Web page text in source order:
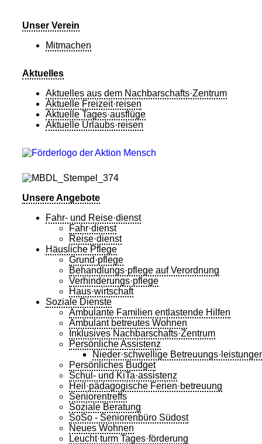
Unser Verein
Mitmachen
Aktuelles
Aktuelles aus dem Nachbarschafts·Zentrum
Aktuelle Freizeit·reisen
Aktuelle Tages·ausflüge
Aktuelle Urlaubs·reisen
Unsere Angebote
Fahr- und Reise·dienst
Fahr·dienst
Reise·dienst
Häusliche Pflege
Grund·pflege
Behandlungs·pflege auf Verordnung
Verhinderungs·pflege
Haus·wirtschaft
Soziale Dienste
Ambulante Familien entlastende Hilfen
Ambulant betreutes Wohnen
Inklusives Nachbarschafts·Zentrum
Persönliche Assistenz
Nieder·schwellige
Persönliches Budget
Schul- und KiTa·assistenz
Heil·pädagogische Ferien·betreuung
Seniorentreffs
Soziale Beratung
SoSo - Seniorenbüro Südost
Neues Wohnen
Leucht·turm Tages·förderung